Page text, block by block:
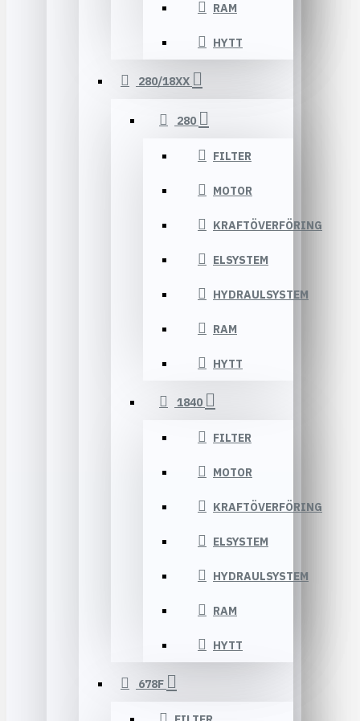
RAM
HYTT
280/18XX
280
FILTER
MOTOR
KRAFTÖVERFÖRING
ELSYSTEM
HYDRAULSYSTEM
RAM
HYTT
1840
FILTER
MOTOR
KRAFTÖVERFÖRING
ELSYSTEM
HYDRAULSYSTEM
RAM
HYTT
678F